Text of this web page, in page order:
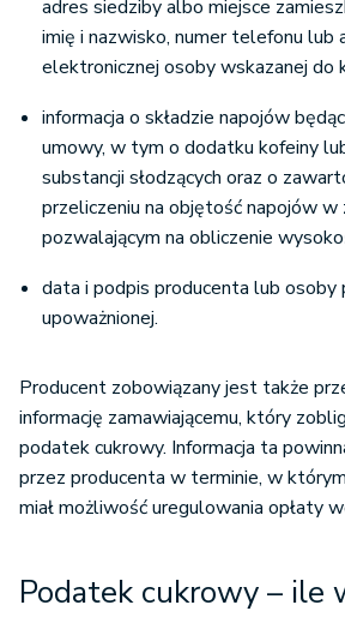
imię i nazwisko, numer telefonu lub
elektronicznej osoby wskazanej do
umowy, w tym o dodatku kofeiny
substancji słodzących oraz o
przeliczeniu na objętość napojów w
pozwalającym na obliczenie
upoważnionej.
informację zamawiającemu, który
podatek cukrowy. Informacja ta
przez producenta w terminie, w którym
miał możliwość uregulowania opłaty
Podatek cukrowy – ile